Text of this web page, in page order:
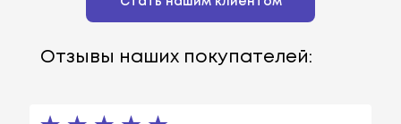
Отзывы наших покупателей: